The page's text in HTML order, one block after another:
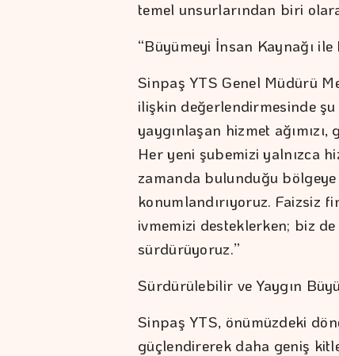
temel unsurlarından biri
“Büyümeyi İnsan Kaynağı
Sinpaş YTS Genel Müdürü
ilişkin değerlendirmesinde
yaygınlaşan hizmet
Her yeni şubemizi yalnızca
zamanda bulunduğu
konumlandırıyoruz. Faizsiz
ivmemizi desteklerken; biz
sürdürüyoruz.”
Sürdürülebilir ve Yaygın
Sinpaş YTS, önümüzdeki
güçlendirerek daha geniş